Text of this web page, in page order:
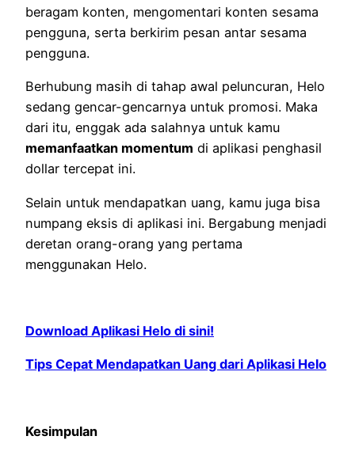
beragam konten, mengomentari konten sesama
pengguna, serta berkirim pesan antar sesama
pengguna.
Berhubung masih di tahap awal peluncuran, Helo
sedang gencar-gencarnya untuk promosi. Maka
dari itu, enggak ada salahnya untuk kamu
memanfaatkan momentum di aplikasi penghasil
dollar tercepat ini.
Selain untuk mendapatkan uang, kamu juga bisa
numpang eksis di aplikasi ini. Bergabung menjadi
deretan orang-orang yang pertama
menggunakan Helo.
Download Aplikasi Helo di sini!
Tips Cepat Mendapatkan Uang dari Aplikasi Helo
Kesimpulan